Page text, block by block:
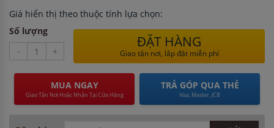
Giá hiển thị theo thuộc tính lựa chọn:
Số lượng
-
+
ĐẶT HÀNG
Giao tận nơi, lắp đặt miễn phí
MUA NGAY
Giao Tận Nơi Hoặc Nhận Tại Cửa Hàng
TRẢ GÓP QUA THẺ
Visa, Master, JCB